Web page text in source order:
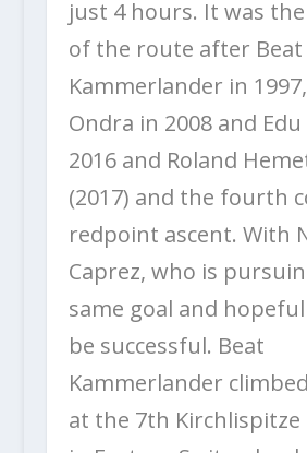
just 4 hours. It was
of the route after Beat
Kammerlander in
Ondra in 2008 and
2016 and Roland
(2017) and the fourth
redpoint ascent. With
Caprez, who is
same goal and
be successful. Beat
Kammerlander
at the 7th Kirchlispitze